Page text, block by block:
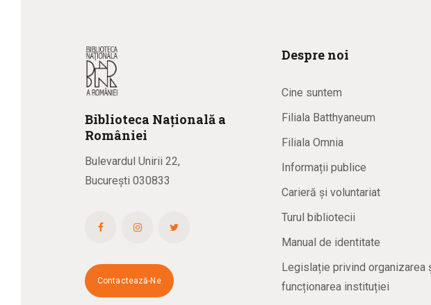
Biblioteca Națională a
României
Bulevardul Unirii 22,
București 030833
Contactează-Ne
Despre noi
Cine suntem
Filiala Batthyaneum
Filiala Omnia
Informații publice
Carieră și voluntariat
Turul bibliotecii
Manual de identitate
Legislație privind organizarea
funcționarea instituției